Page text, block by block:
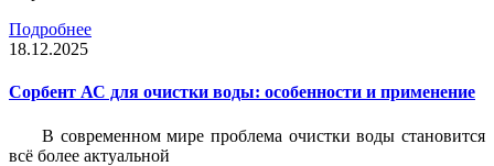
Подробнее
18.12.2025
Сорбент АС для очистки воды: особенности и применение
В современном мире проблема очистки воды становится
всё более актуальной